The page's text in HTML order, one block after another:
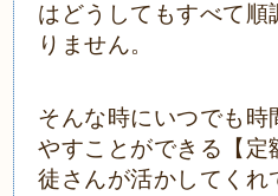
はどうしてもすべて順
りません。
そんな時にいつでも時
やすことができる【定
徒さんが活かしてくれ